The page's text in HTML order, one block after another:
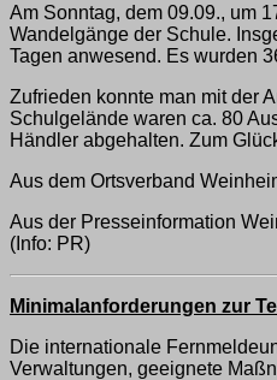
Am Sonntag, dem 09.09., um
Wandelgänge der Schule.
Tagen anwesend. Es wurden
Zufrieden konnte man mit der
Schulgelände waren ca. 80
Händler abgehalten. Zum
Aus dem Ortsverband
Aus der Presseinformation
(Info: PR)
Minimalanforderungen zur
Die internationale
Verwaltungen, geeignete